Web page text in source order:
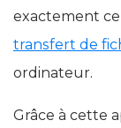
exactement
transfert de
ordinateur.
Grâce à cette